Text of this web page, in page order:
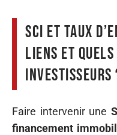
SCI et taux
liens et
investisseurs
Faire intervenir une
financement